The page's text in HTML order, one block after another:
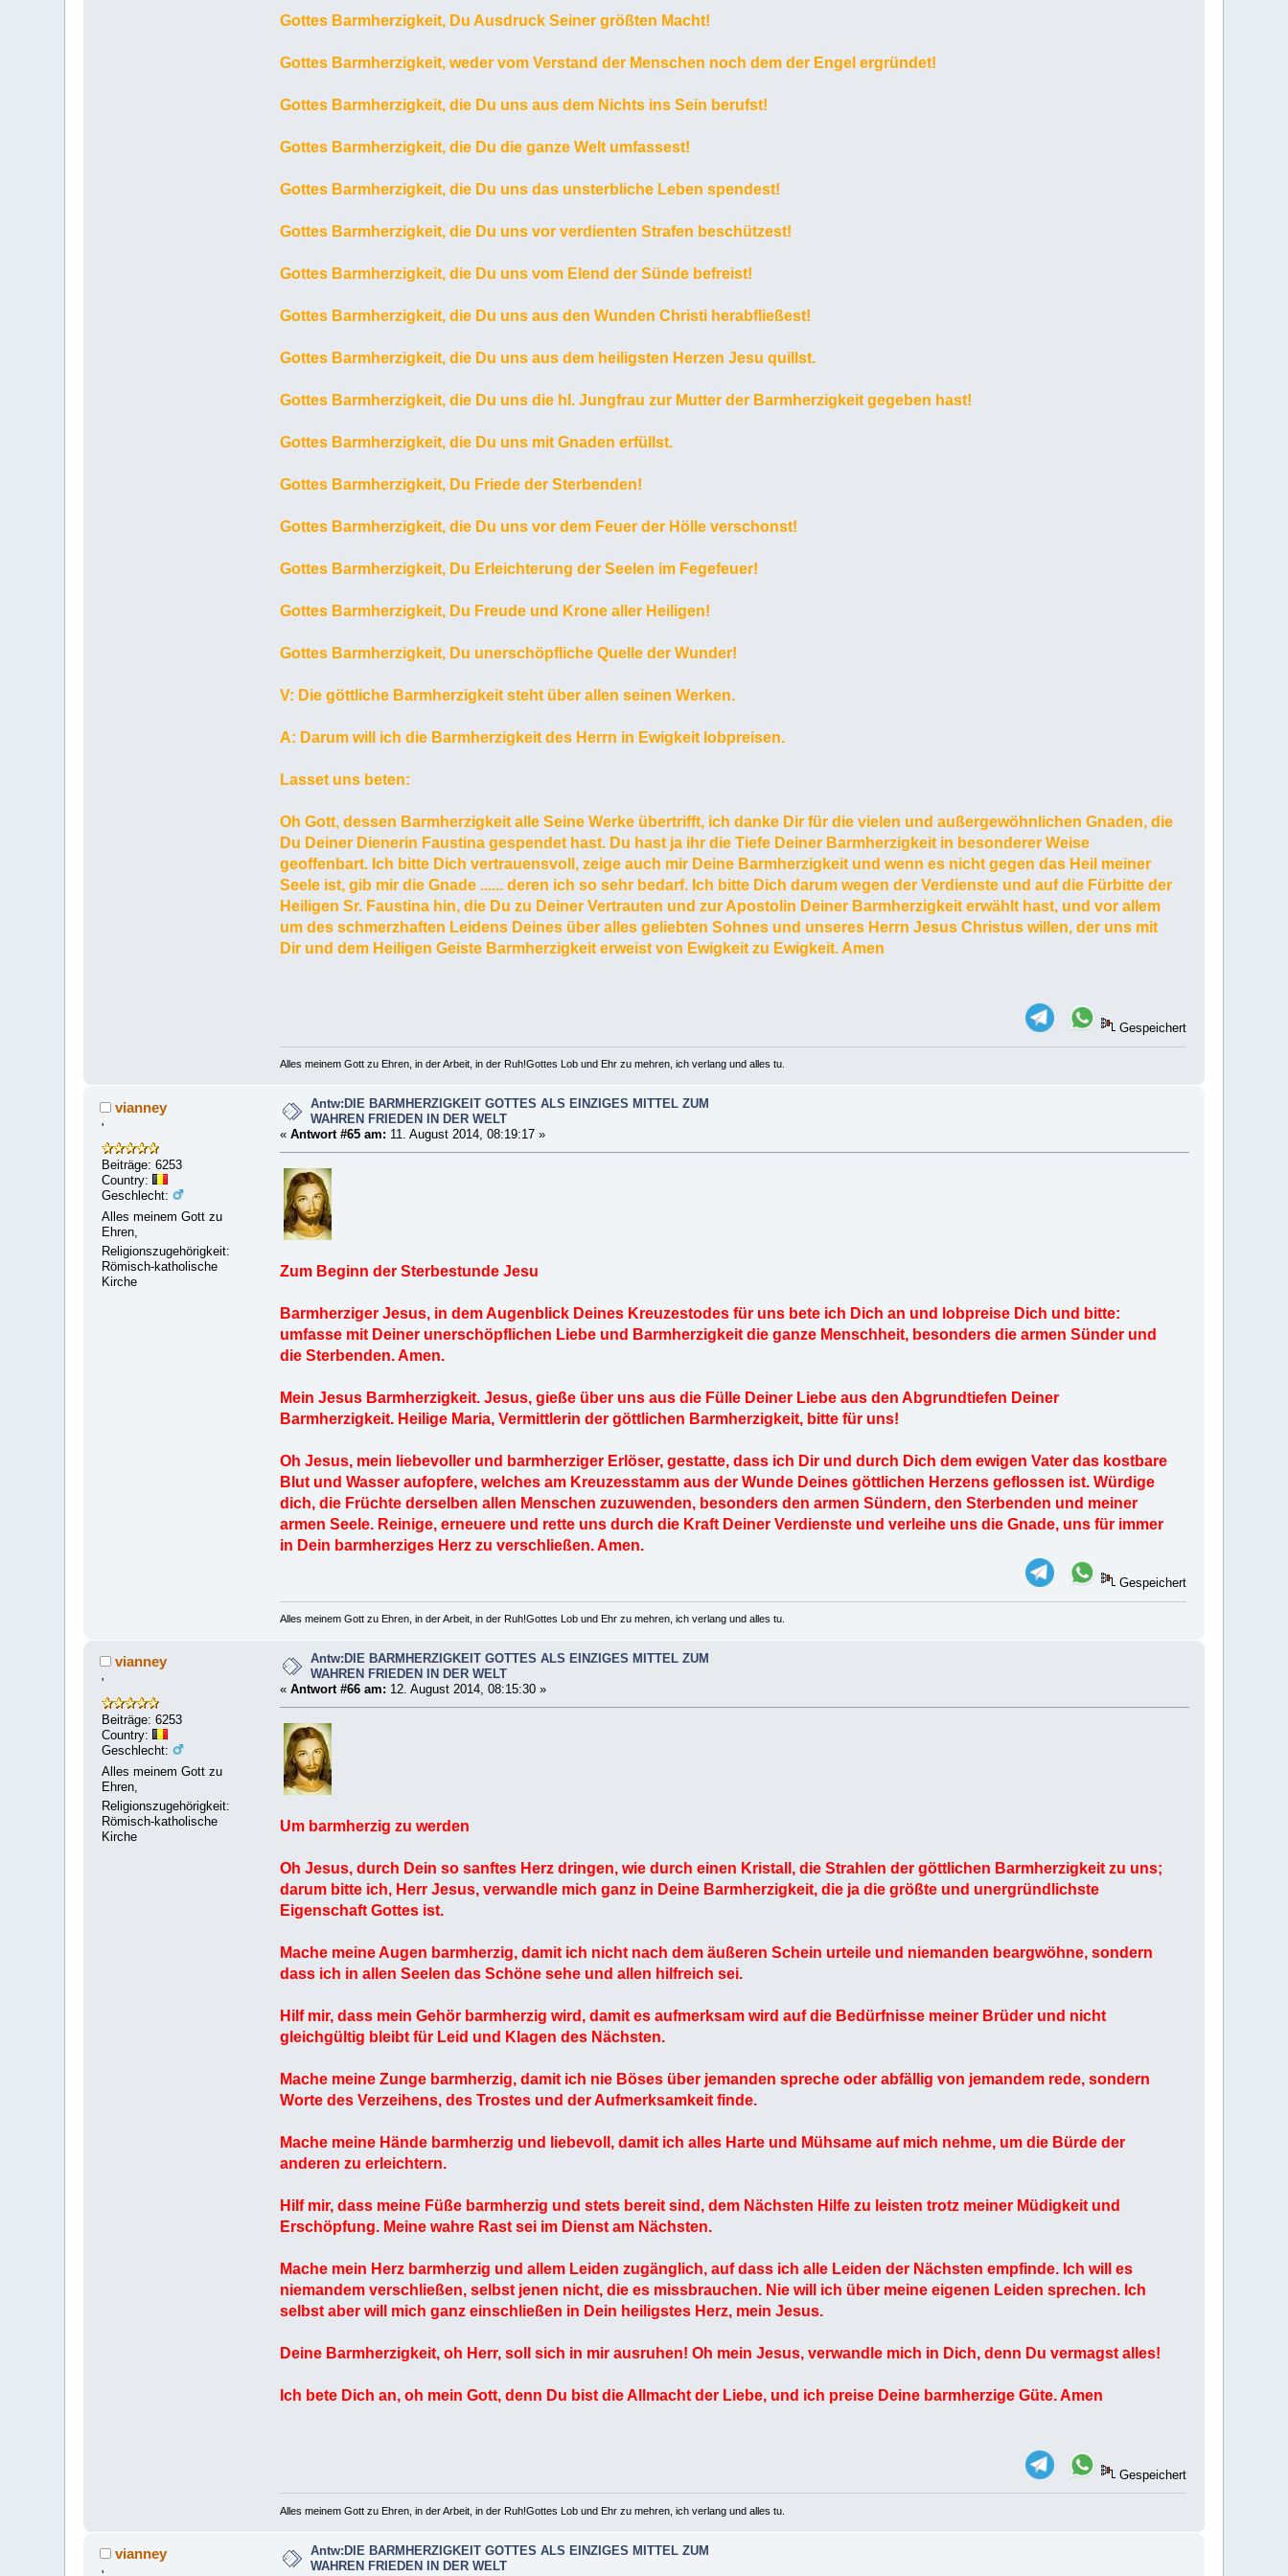
Gottes Barmherzigkeit, Du Ausdruck Seiner größten Macht!
Gottes Barmherzigkeit, weder vom Verstand der Menschen noch dem der Engel ergründet!
Gottes Barmherzigkeit, die Du uns aus dem Nichts ins Sein berufst!
Gottes Barmherzigkeit, die Du die ganze Welt umfassest!
Gottes Barmherzigkeit, die Du uns das unsterbliche Leben spendest!
Gottes Barmherzigkeit, die Du uns vor verdienten Strafen beschützest!
Gottes Barmherzigkeit, die Du uns vom Elend der Sünde befreist!
Gottes Barmherzigkeit, die Du uns aus den Wunden Christi herabfließest!
Gottes Barmherzigkeit, die Du uns aus dem heiligsten Herzen Jesu quillst.
Gottes Barmherzigkeit, die Du uns die hl. Jungfrau zur Mutter der Barmherzigkeit gegeben hast!
Gottes Barmherzigkeit, die Du uns mit Gnaden erfüllst.
Gottes Barmherzigkeit, Du Friede der Sterbenden!
Gottes Barmherzigkeit, die Du uns vor dem Feuer der Hölle verschonst!
Gottes Barmherzigkeit, Du Erleichterung der Seelen im Fegefeuer!
Gottes Barmherzigkeit, Du Freude und Krone aller Heiligen!
Gottes Barmherzigkeit, Du unerschöpfliche Quelle der Wunder!
V: Die göttliche Barmherzigkeit steht über allen seinen Werken.
A: Darum will ich die Barmherzigkeit des Herrn in Ewigkeit lobpreisen.
Lasset uns beten:
Oh Gott, dessen Barmherzigkeit alle Seine Werke übertrifft, ich danke Dir für die vielen und außergewöhnlichen Gnaden, die
Du Deiner Dienerin Faustina gespendet hast. Du hast ja ihr die Tiefe Deiner Barmherzigkeit in besonderer Weise
geoffenbart. Ich bitte Dich vertrauensvoll, zeige auch mir Deine Barmherzigkeit und wenn es nicht gegen das Heil meiner
Seele ist, gib mir die Gnade ...... deren ich so sehr bedarf. Ich bitte Dich darum wegen der Verdienste und auf die Fürbitte der
Heiligen Sr. Faustina hin, die Du zu Deiner Vertrauten und zur Apostolin Deiner Barmherzigkeit erwählt hast, und vor allem
um des schmerzhaften Leidens Deines über alles geliebten Sohnes und unseres Herrn Jesus Christus willen, der uns mit
Dir und dem Heiligen Geiste Barmherzigkeit erweist von Ewigkeit zu Ewigkeit. Amen
Gespeichert
Alles meinem Gott zu Ehren, in der Arbeit, in der Ruh!Gottes Lob und Ehr zu mehren, ich verlang und alles tu.
vianney
'
Beiträge: 6253
Country:
Geschlecht:
Alles meinem Gott zu
Ehren,
Religionszugehörigkeit:
Römisch-katholische
Kirche
Antw:DIE BARMHERZIGKEIT GOTTES ALS EINZIGES MITTEL ZUM
WAHREN FRIEDEN IN DER WELT
« Antwort #65 am: 11. August 2014, 08:19:17 »
Zum Beginn der Sterbestunde Jesu
Barmherziger Jesus, in dem Augenblick Deines Kreuzestodes für uns bete ich Dich an und lobpreise Dich und bitte:
umfasse mit Deiner unerschöpflichen Liebe und Barmherzigkeit die ganze Menschheit, besonders die armen Sünder und
die Sterbenden. Amen.
Mein Jesus Barmherzigkeit. Jesus, gieße über uns aus die Fülle Deiner Liebe aus den Abgrundtiefen Deiner
Barmherzigkeit. Heilige Maria, Vermittlerin der göttlichen Barmherzigkeit, bitte für uns!
Oh Jesus, mein liebevoller und barmherziger Erlöser, gestatte, dass ich Dir und durch Dich dem ewigen Vater das kostbare
Blut und Wasser aufopfere, welches am Kreuzesstamm aus der Wunde Deines göttlichen Herzens geflossen ist. Würdige
dich, die Früchte derselben allen Menschen zuzuwenden, besonders den armen Sündern, den Sterbenden und meiner
armen Seele. Reinige, erneuere und rette uns durch die Kraft Deiner Verdienste und verleihe uns die Gnade, uns für immer
in Dein barmherziges Herz zu verschließen. Amen.
Gespeichert
Alles meinem Gott zu Ehren, in der Arbeit, in der Ruh!Gottes Lob und Ehr zu mehren, ich verlang und alles tu.
vianney
'
Beiträge: 6253
Country:
Geschlecht:
Alles meinem Gott zu
Ehren,
Religionszugehörigkeit:
Römisch-katholische
Kirche
Antw:DIE BARMHERZIGKEIT GOTTES ALS EINZIGES MITTEL ZUM
WAHREN FRIEDEN IN DER WELT
« Antwort #66 am: 12. August 2014, 08:15:30 »
Um barmherzig zu werden
Oh Jesus, durch Dein so sanftes Herz dringen, wie durch einen Kristall, die Strahlen der göttlichen Barmherzigkeit zu uns;
darum bitte ich, Herr Jesus, verwandle mich ganz in Deine Barmherzigkeit, die ja die größte und unergründlichste
Eigenschaft Gottes ist.
Mache meine Augen barmherzig, damit ich nicht nach dem äußeren Schein urteile und niemanden beargwöhne, sondern
dass ich in allen Seelen das Schöne sehe und allen hilfreich sei.
Hilf mir, dass mein Gehör barmherzig wird, damit es aufmerksam wird auf die Bedürfnisse meiner Brüder und nicht
gleichgültig bleibt für Leid und Klagen des Nächsten.
Mache meine Zunge barmherzig, damit ich nie Böses über jemanden spreche oder abfällig von jemandem rede, sondern
Worte des Verzeihens, des Trostes und der Aufmerksamkeit finde.
Mache meine Hände barmherzig und liebevoll, damit ich alles Harte und Mühsame auf mich nehme, um die Bürde der
anderen zu erleichtern.
Hilf mir, dass meine Füße barmherzig und stets bereit sind, dem Nächsten Hilfe zu leisten trotz meiner Müdigkeit und
Erschöpfung. Meine wahre Rast sei im Dienst am Nächsten.
Mache mein Herz barmherzig und allem Leiden zugänglich, auf dass ich alle Leiden der Nächsten empfinde. Ich will es
niemandem verschließen, selbst jenen nicht, die es missbrauchen. Nie will ich über meine eigenen Leiden sprechen. Ich
selbst aber will mich ganz einschließen in Dein heiligstes Herz, mein Jesus.
Deine Barmherzigkeit, oh Herr, soll sich in mir ausruhen! Oh mein Jesus, verwandle mich in Dich, denn Du vermagst alles!
Ich bete Dich an, oh mein Gott, denn Du bist die Allmacht der Liebe, und ich preise Deine barmherzige Güte. Amen
Gespeichert
Alles meinem Gott zu Ehren, in der Arbeit, in der Ruh!Gottes Lob und Ehr zu mehren, ich verlang und alles tu.
vianney
Antw:DIE BARMHERZIGKEIT GOTTES ALS EINZIGES MITTEL ZUM
WAHREN FRIEDEN IN DER WELT